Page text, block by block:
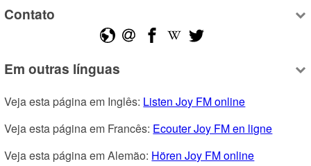
Contato
Em outras línguas
Veja esta página em Inglês: Listen Joy FM online
Veja esta página em Francês: Ecouter Joy FM en ligne
Veja esta página em Alemão: Hören Joy FM online